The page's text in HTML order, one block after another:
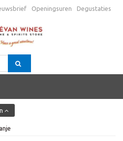
Openingsuren Degustaties
voorwaarden